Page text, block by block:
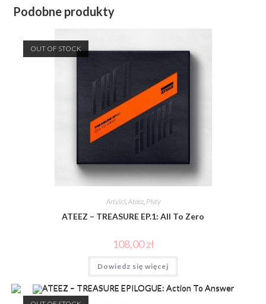
Podobne produkty
OUT OF STOCK
Artyści, Ateez, Płyty
ATEEZ – TREASURE EP.1: All To Zero
108,00zł
Dowiedz się więcej